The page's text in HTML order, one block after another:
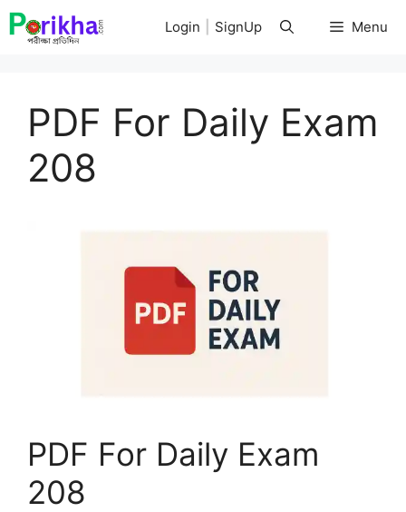
Skip
to
Menu
Login SignUp
PDF For Daily Exam
208
PDF For Daily Exam
208